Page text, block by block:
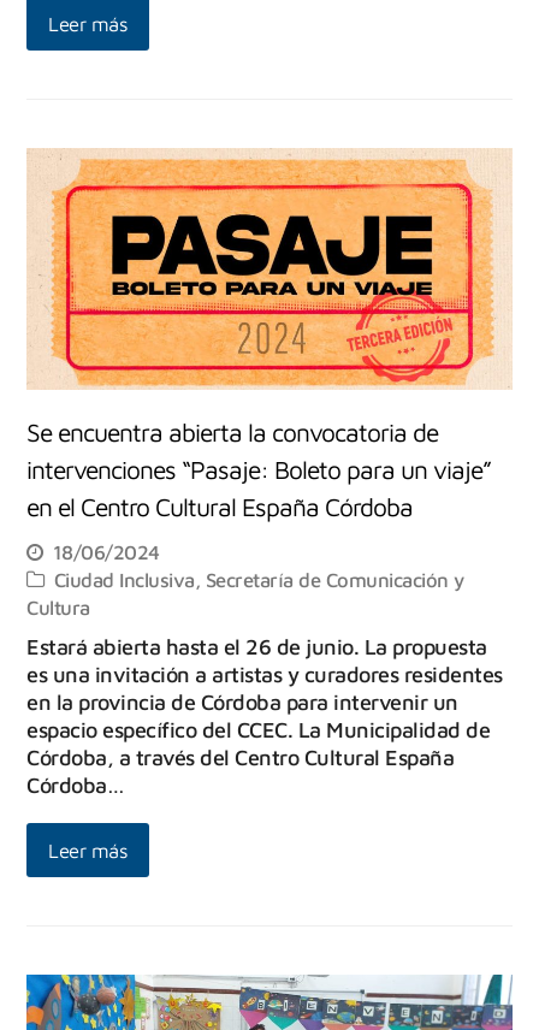
Leer más
Se encuentra abierta la convocatoria de
intervenciones “Pasaje: Boleto para un viaje”
en el Centro Cultural España Córdoba
18/06/2024
Ciudad Inclusiva, Secretaría de Comunicación y
Cultura
Estará abierta hasta el 26 de junio. La propuesta
es una invitación a artistas y curadores residentes
en la provincia de Córdoba para intervenir un
espacio específico del CCEC. La Municipalidad de
Córdoba, a través del Centro Cultural España
Córdoba…
Leer más